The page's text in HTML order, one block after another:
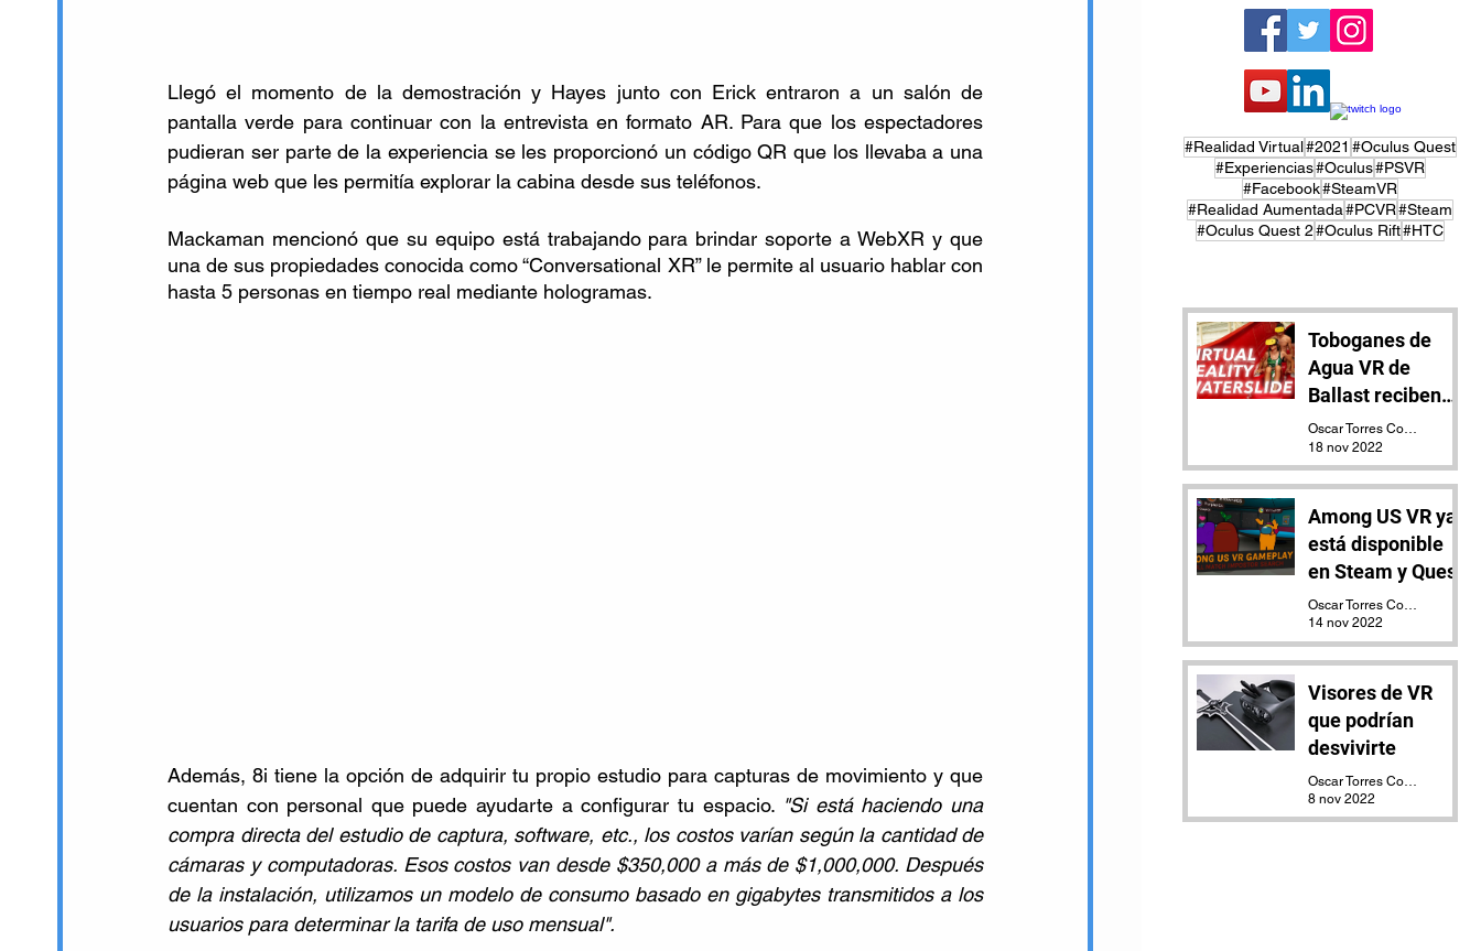
Llegó el momento de la demostración y Hayes junto con Erick entraron a un salón de
pantalla verde para continuar con la entrevista en formato AR. Para que los espectadores
pudieran ser parte de la experiencia se les proporcionó un código QR que los llevaba a una
página web que les permitía explorar la cabina desde sus teléfonos.
Mackaman mencionó que su equipo está trabajando para brindar soporte a WebXR y que
una de sus propiedades conocida como “Conversational XR” le permite al usuario hablar con
hasta 5 personas en tiempo real mediante hologramas.
Además, 8i tiene la opción de adquirir tu propio estudio para capturas de movimiento y que
cuentan con personal que puede ayudarte a configurar tu espacio. "Si está haciendo una
compra directa del estudio de captura, software, etc., los costos varían según la cantidad de
cámaras y computadoras. Esos costos van desde $350,000 a más de $1,000,000. Después
de la instalación, utilizamos un modelo de consumo basado en gigabytes transmitidos a los
usuarios para determinar la tarifa de uso mensual".
#Realidad Virtual#2021 #Oculus Quest
#Experiencias#Oculus#PSVR
#Facebook#SteamVR
#Realidad Aumentada#PCVR#Steam
#Oculus Quest 2#Oculus Rift#HTC
Toboganes de
Agua VR de
Ballast reciben
actualización
Oscar Torres Contreras
18 nov 2022
Among US VR ya
está disponible
en Steam y Quest
14 nov 2022
Visores de VR
que podrían
desvivirte
8 nov 2022